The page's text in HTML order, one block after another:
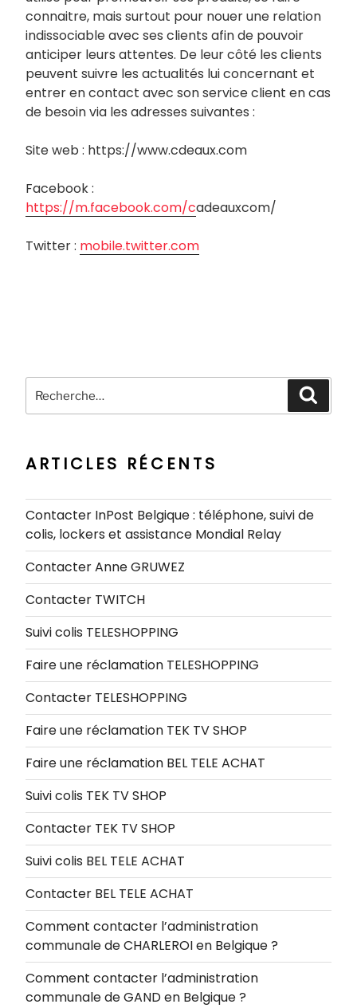
connaitre, mais surtout pour nouer une relation
indissociable avec ses clients afin de pouvoir
anticiper leurs attentes. De leur côté les clients
peuvent suivre les actualités lui concernant et
entrer en contact avec son service client en cas
de besoin via les adresses suivantes :
Site web : https://www.cdeaux.com
Facebook :
https://m.facebook.com/cadeauxcom/
Twitter : mobile.twitter.com
pour
ARTICLES RÉCENTS
Contacter InPost Belgique : téléphone, suivi de
colis, lockers et assistance Mondial Relay
Contacter Anne GRUWEZ
Contacter TWITCH
Suivi colis TELESHOPPING
Faire une réclamation TELESHOPPING
Contacter TELESHOPPING
Faire une réclamation TEK TV SHOP
Faire une réclamation BEL TELE ACHAT
Suivi colis TEK TV SHOP
Contacter TEK TV SHOP
Suivi colis BEL TELE ACHAT
Contacter BEL TELE ACHAT
Comment contacter l’administration
communale de CHARLEROI en Belgique ?
Comment contacter l’administration
communale de GAND en Belgique ?